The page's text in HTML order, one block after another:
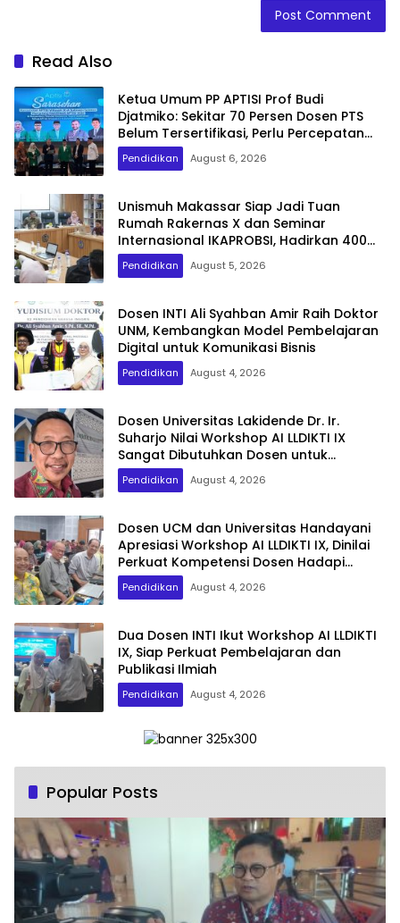
Read Also
Ketua Umum PP APTISI Prof Budi
Djatmiko: Sekitar 70 Persen Dosen PTS
Belum Tersertifikasi, Perlu Percepatan
Serdos
Pendidikan August 6, 2026
Unismuh Makassar Siap Jadi Tuan
Rumah Rakernas X dan Seminar
Internasional IKAPROBSI, Hadirkan 400
Peserta dari Dalam dan Luar Negeri
Pendidikan August 5, 2026
Dosen INTI Ali Syahban Amir Raih Doktor
UNM, Kembangkan Model Pembelajaran
Digital untuk Komunikasi Bisnis
Pendidikan August 4, 2026
Dosen Universitas Lakidende Dr. Ir.
Suharjo Nilai Workshop AI LLDIKTI IX
Sangat Dibutuhkan Dosen untuk
Publikasi Internasional
Pendidikan August 4, 2026
Dosen UCM dan Universitas Handayani
Apresiasi Workshop AI LLDIKTI IX, Dinilai
Perkuat Kompetensi Dosen Hadapi
Transformasi Digital
Pendidikan August 4, 2026
Dua Dosen INTI Ikut Workshop AI LLDIKTI
IX, Siap Perkuat Pembelajaran dan
Publikasi Ilmiah
Pendidikan August 4, 2026
Popular Posts